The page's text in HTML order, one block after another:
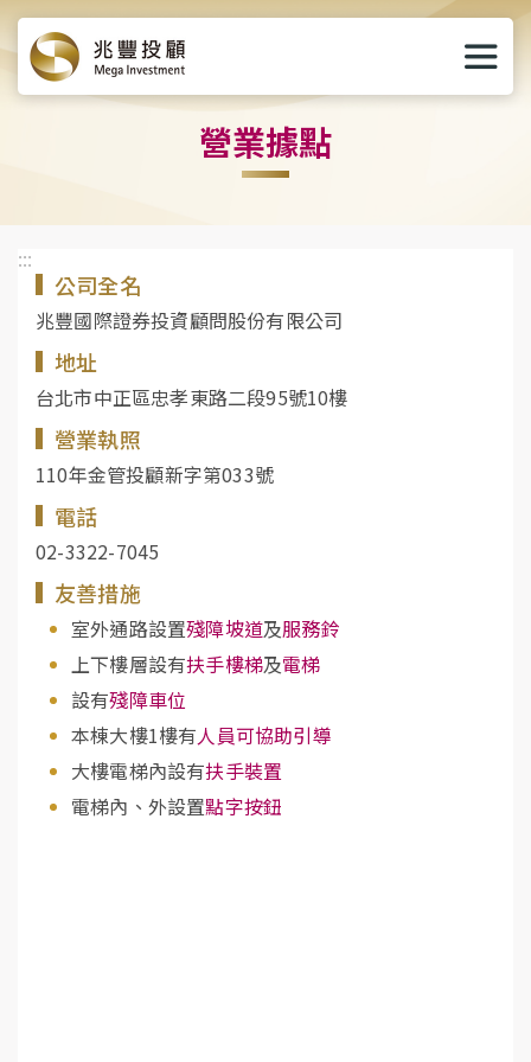
兆豐證券
開啟
選單
營業據點
:::
公司全名
兆豐國際證券投資顧問股份有限公司
地址
台北市中正區忠孝東路二段95號10樓
營業執照
110年金管投顧新字第033號
電話
02-3322-7045
友善措施
室外通路設置殘障坡道及服務鈴
上下樓層設有扶手樓梯及電梯
設有殘障車位
本棟大樓1樓有人員可協助引導
大樓電梯內設有扶手裝置
電梯內、外設置點字按鈕